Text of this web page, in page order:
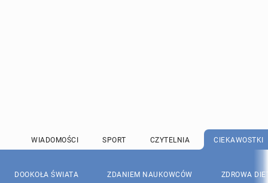
WIADOMOŚCI SPORT CZYTELNIA CIEKAWOSTKI
DOOKOŁA ŚWIATA ZDANIEM NAUKOWCÓW ZDROWA